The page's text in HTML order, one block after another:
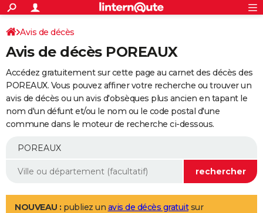
ACTUALITÉS
Politique
Société
Faits Divers
Education
Monde
Villes
+
SPORT
Coupe du monde 2026
Football
Tennis
Cyclisme
Rugby
Forum
Programme TV
TNT
Streaming
Cinéma
Sorties cinéma
Musique
+
FINANCE
Retraite
Epargne
Immobilier
Risques naturels par ville
Banque
Assurance
AUTO
Essais
Réserver un essai
Citadines
Berlines
SUV
Forum auto
+
Mobiles
Meilleur smartphone
Internet
Ordinateurs
Jeux vidéo
Guide high-tech
Aménagement intérieur
LIFESTYLE
Avis de décès
Avis de décès POREAUX
Accédez gratuitement sur cette page au carnet des décès des
POREAUX. Vous pouvez affiner votre recherche ou trouver un
avis de décès ou un avis d'obsèques plus ancien en tapant le
nom d'un défunt et/ou le nom ou le code postal d'une
commune dans le moteur de recherche ci-dessous.
NOUVEAU : publiez un avis de décès gratuitsur